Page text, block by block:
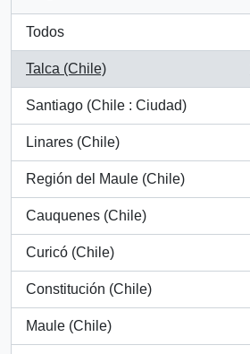
Todos
Talca (Chile)
, 260 resultados
Santiago (Chile : Ciudad)
, 5 resultados
Linares (Chile)
, 5 resultados
Región del Maule (Chile)
, 4 resultados
Cauquenes (Chile)
, 4 resultados
Curicó (Chile)
, 2 resultados
Constitución (Chile)
, 2 resultados
Maule (Chile)
, 2 resultados